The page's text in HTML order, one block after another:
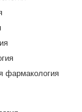
фармакология